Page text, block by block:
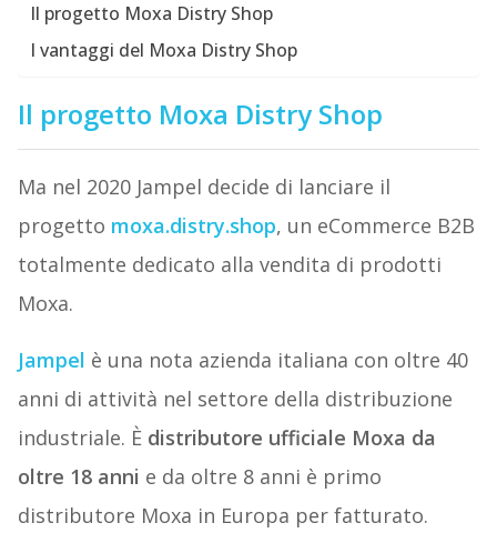
Il progetto Moxa Distry Shop
I vantaggi del Moxa Distry Shop
Il progetto Moxa Distry Shop
Ma nel 2020 Jampel decide di lanciare il
progetto moxa.distry.shop, un eCommerce B2B
totalmente dedicato alla vendita di prodotti
Moxa.
Jampel è una nota azienda italiana con oltre 40
anni di attività nel settore della distribuzione
industriale. È distributore ufficiale Moxa da
oltre 18 anni e da oltre 8 anni è primo
distributore Moxa in Europa per fatturato.